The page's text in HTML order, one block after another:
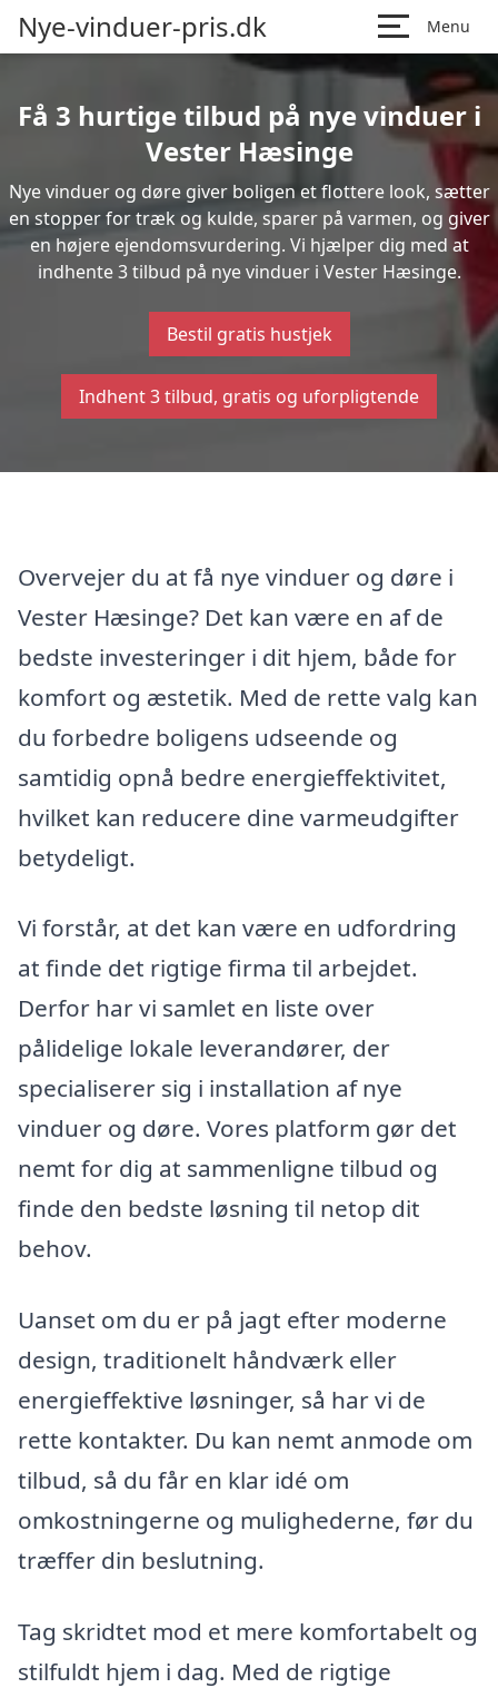
Nye-vinduer-pris.dk Menu
Få 3 hurtige tilbud på nye vinduer i
Vester Hæsinge
Nye vinduer og døre giver boligen et flottere look, sætter
en stopper for træk og kulde, sparer på varmen, og giver
en højere ejendomsvurdering. Vi hjælper dig med at
indhente 3 tilbud på nye vinduer i Vester Hæsinge.
Bestil gratis hustjek
Indhent 3 tilbud, gratis og uforpligtende
Overvejer du at få nye vinduer og døre i
Vester Hæsinge? Det kan være en af de
bedste investeringer i dit hjem, både for
komfort og æstetik. Med de rette valg kan
du forbedre boligens udseende og
samtidig opnå bedre energieffektivitet,
hvilket kan reducere dine varmeudgifter
betydeligt.
Vi forstår, at det kan være en udfordring
at finde det rigtige firma til arbejdet.
Derfor har vi samlet en liste over
pålidelige lokale leverandører, der
specialiserer sig i installation af nye
vinduer og døre. Vores platform gør det
nemt for dig at sammenligne tilbud og
finde den bedste løsning til netop dit
behov.
Uanset om du er på jagt efter moderne
design, traditionelt håndværk eller
energieffektive løsninger, så har vi de
rette kontakter. Du kan nemt anmode om
tilbud, så du får en klar idé om
omkostningerne og mulighederne, før du
træffer din beslutning.
Tag skridtet mod et mere komfortabelt og
stilfuldt hjem i dag. Med de rigtige